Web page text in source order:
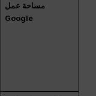
مساحة عمل
Google